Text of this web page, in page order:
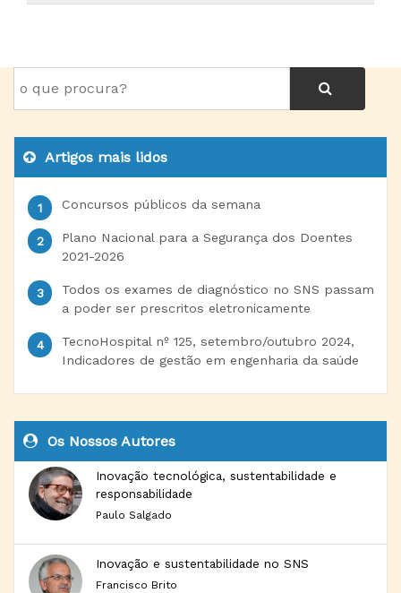
Artigos mais lidos
Concursos públicos da semana
Plano Nacional para a Segurança dos Doentes
2021-2026
Todos os exames de diagnóstico no SNS passam
a poder ser prescritos eletronicamente
TecnoHospital nº 125, setembro/outubro 2024,
Indicadores de gestão em engenharia da saúde
Os Nossos Autores
Inovação tecnológica, sustentabilidade e
responsabilidade
Paulo Salgado
Inovação e sustentabilidade no SNS
Francisco Brito